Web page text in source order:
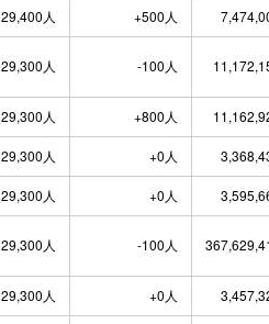
29,400人 +500人
29,300人 -100人
29,300人 +800人
29,300人 +0人
29,300人 +0人
29,300人 -100人
29,300人 +0人